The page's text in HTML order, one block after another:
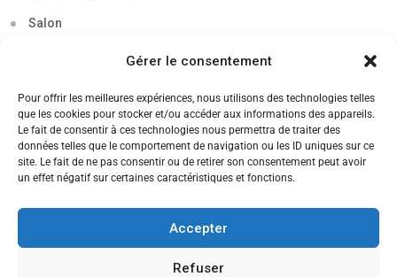
Gérer le consentement
Pour offrir les meilleures expériences, nous utilisons des technologies telles
que les cookies pour stocker et/ou accéder aux informations des appareils.
Le fait de consentir à ces technologies nous permettra de traiter des
données telles que le comportement de navigation ou les ID uniques sur ce
site. Le fait de ne pas consentir ou de retirer son consentement peut avoir
un effet négatif sur certaines caractéristiques et fonctions.
Accepter
Refuser
Salon
Soirée
Sortie découverte
Tau
Voyage